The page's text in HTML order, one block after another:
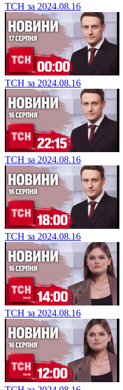
ТСН за 2024.08.16
ТСН за 2024.08.16
ТСН за 2024.08.16
ТСН за 2024.08.16
ТСН за 2024.08.16